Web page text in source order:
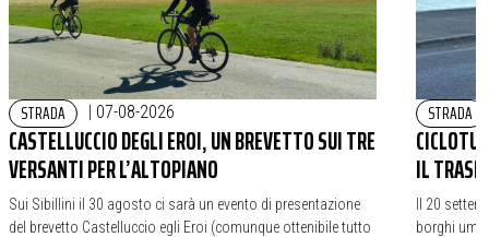
STRADA | 07-08-2026
CASTELLUCCIO DEGLI EROI, UN BREVETTO SUI TRE
VERSANTI PER L’ALTOPIANO
Sui Sibillini il 30 agosto ci sarà un evento di presentazione
del brevetto Castelluccio egli Eroi (comunque ottenibile tutto
STRADA
IL
Il 20
borghi